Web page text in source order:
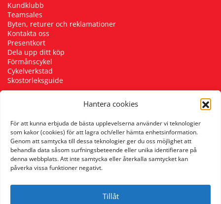
Hantera cookies
För att kunna erbjuda de bästa upplevelserna använder vi teknologier
som kakor (cookies) för att lagra och/eller hämta enhetsinformation.
Genom att samtycka till dessa teknologier ger du oss möjlighet att
behandla data såsom surfningsbeteende eller unika identifierare på
denna webbplats. Att inte samtycka eller återkalla samtycket kan
påverka vissa funktioner negativt.
Tillåt
Kundklubb
Teamsales
Byten, returer och reklamationer
Kontakta oss
Presentkort
Dela upp ditt köp
Förmånscykel
Cykelverkstad
Skostorleksguide
Följ oss